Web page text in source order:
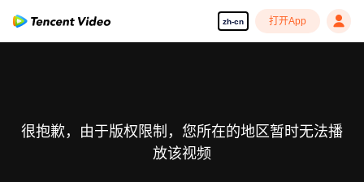
zh-cn 打开App
很抱歉，由于版权限制，您所在的地区暂时无法播
放该视频